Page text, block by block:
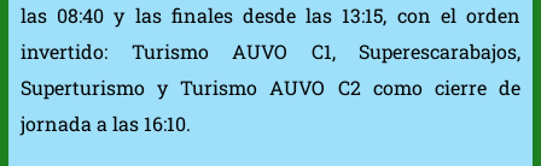
las 08:40 y las finales desde las 13:15, con el orden
invertido: Turismo AUVO C1, Superescarabajos,
Superturismo y Turismo AUVO C2 como cierre de
jornada a las 16:10.